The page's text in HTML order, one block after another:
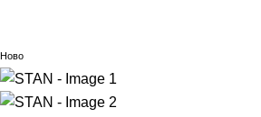
Ново